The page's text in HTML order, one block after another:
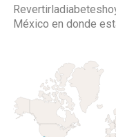
México en donde